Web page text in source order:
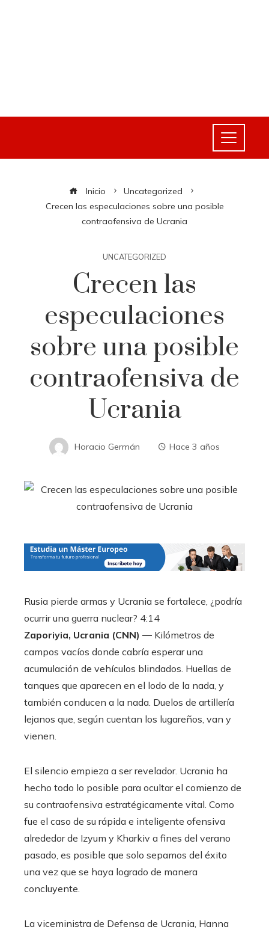
Inicio
Uncategorized
Crecen las especulaciones sobre una posible
contraofensiva de Ucrania
UNCATEGORIZED
Crecen las
especulaciones
sobre una posible
contraofensiva de
Ucrania
Horacio Germán Hace 3 años
Rusia pierde armas y Ucrania se fortalece, ¿podría
ocurrir una guerra nuclear? 4:14
Zaporiyia, Ucrania (CNN) — Kilómetros de
campos vacíos donde cabría esperar una
acumulación de vehículos blindados. Huellas de
tanques que aparecen en el lodo de la nada, y
también conducen a la nada. Duelos de artillería
lejanos que, según cuentan los lugareños, van y
vienen.
El silencio empieza a ser revelador. Ucrania ha
hecho todo lo posible para ocultar el comienzo de
su contraofensiva estratégicamente vital. Como
fue el caso de su rápida e inteligente ofensiva
alrededor de Izyum y Kharkiv a fines del verano
pasado, es posible que solo sepamos del éxito
una vez que se haya logrado de manera
concluyente.
La viceministra de Defensa de Ucrania, Hanna